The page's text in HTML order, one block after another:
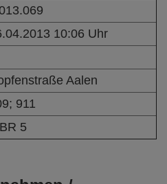
10:06 Uhr
Aalen
911
5